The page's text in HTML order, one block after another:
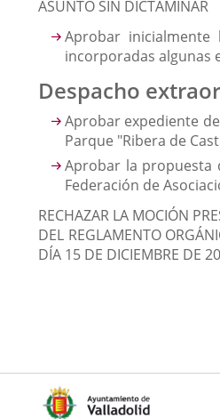
ASUNTO SIN DICTAMINAR
Aprobar inicialmente
incorporadas algunas
Despacho
Aprobar expediente
Parque "Ribera de
Aprobar la propuesta
Federación de
RECHAZAR LA MOCIÓN
DEL REGLAMENTO
DÍA 15 DE DICIEMBRE DE